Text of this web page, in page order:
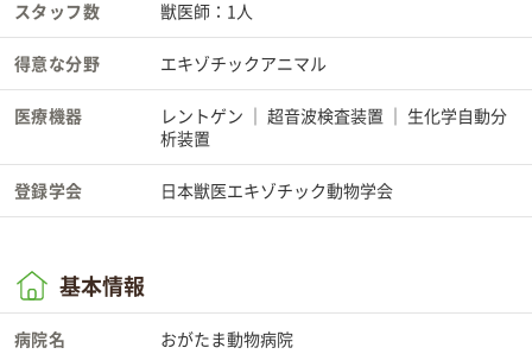
スタッフ数 獣医師：1人
得意な分野 エキゾチックアニマル
医療機器 レントゲン 超音波検査装置
生化学自動分
析装置
登録学会 日本獣医エキゾチック動物学会
基本情報
病院名 おがたま動物病院